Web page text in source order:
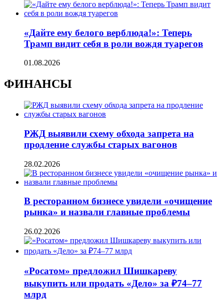
«Дайте ему белого верблюда!»: Теперь
Трамп видит себя в роли вождя туарегов
01.08.2026
ФИНАНСЫ
РЖД выявили схему обхода запрета на
продление службы старых вагонов
28.02.2026
В ресторанном бизнесе увидели «очищение
рынка» и назвали главные проблемы
26.02.2026
«Росатом» предложил Шишкареву
выкупить или продать «Дело» за ₽74–77
млрд